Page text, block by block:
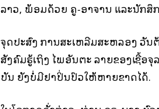
ລາວ, ພ້ອມດ້ວຍ ຄູ-ອາ​ຈານ ແລະນັກ​ສຶກ​
ຈຸດປະສົງ ການສະ​ເຫລີມ​ສະຫລອງ ວັນ​
ສັງຄົມຮູ້​ເຖິງ ​ໄພອັນຕະ ລາຍ​ຂອງ​ເຊື້ອ​ຈຸ​
ບັນ​ ຍັງ​ບໍ່​​ມີ​ຢາ​ປິ່ນ​ປົວ​ໃຫ້​ຫາຍ​ຂາດ​ໄດ້​.